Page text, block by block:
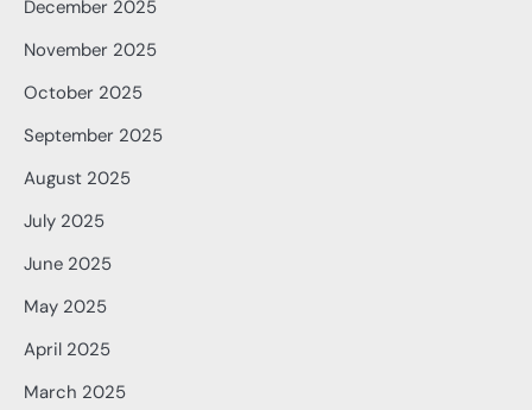
December 2025
November 2025
October 2025
September 2025
August 2025
July 2025
June 2025
May 2025
April 2025
March 2025